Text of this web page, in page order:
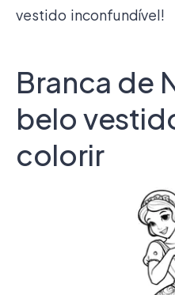
vestido inconfundível!
Branca de
belo
colorir